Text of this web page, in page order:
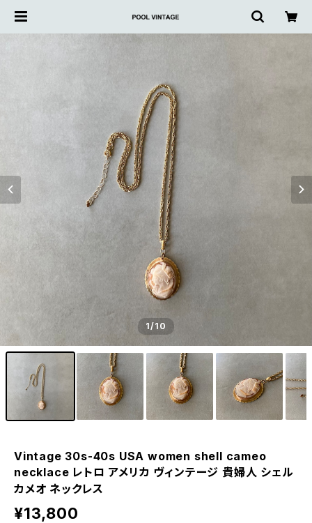
1/10
Vintage 30s-40s USA women shell cameo
necklace レトロ アメリカ ヴィンテージ 貴婦人 シェル
カメオ ネックレス
¥13,800